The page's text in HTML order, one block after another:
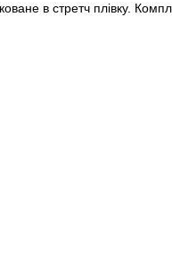
в стретч плівку.